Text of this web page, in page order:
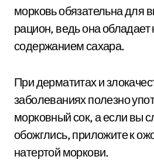
морковь обязательна для
рацион, ведь она
содержанием сахара.
При дерматитах и
заболеваниях полезно
морковный сок, а если вы
обожглись, приложите к
натертой моркови.